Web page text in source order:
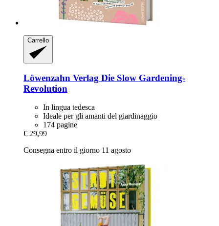
Carrello
Löwenzahn Verlag Die Slow Gardening-​
Revolution
In lingua tedesca
Ideale per gli amanti del giardinaggio
174 pagine
€ 29,99
Consegna entro il giorno 11 agosto